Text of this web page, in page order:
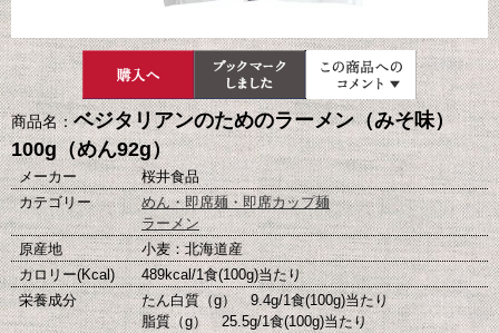
商品名：ベジタリアンのためのラーメン（みそ味）
100g（めん92g）
メーカー
桜井食品
カテゴリー
めん・即席麺・即席カップ麺
ラーメン
原産地
小麦：北海道産
カロリー(Kcal)
489kcal/1食(100g)当たり
栄養成分
たん白質（g） 9.4g/1食(100g)当たり
脂質（g） 25.5g/1食(100g)当たり